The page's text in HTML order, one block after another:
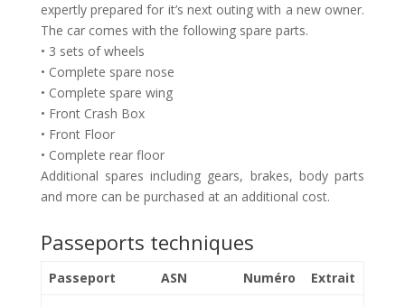
expertly prepared for it’s next outing with a new owner.
The car comes with the following spare parts.
• 3 sets of wheels
• Complete spare nose
• Complete spare wing
• Front Crash Box
• Front Floor
• Complete rear floor
Additional spares including gears, brakes, body parts
and more can be purchased at an additional cost.
Passeports techniques
Passeport ASN Numéro Extrait